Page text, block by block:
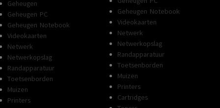
Geheugen
Geheugen PC
Geheugen Notebook
Videokaarten
Netwerk
Netwerkopslag
Randapparatuur
Toetsenborden
Muizen
Printers
Geheugen Notebook
Videokaarten
Netwerk
Netwerkopslag
Randapparatuur
Toetsenborden
Muizen
Printers
Cartridges